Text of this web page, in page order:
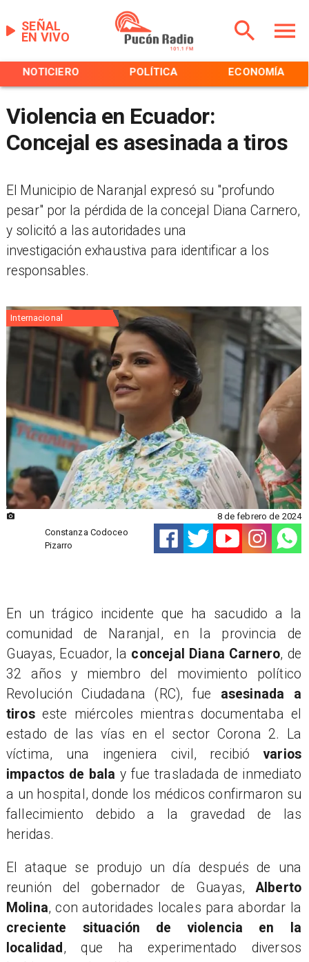
EN VIVO
SEÑAL
NOTICIERO POLÍTICA ECONOMÍA
Violencia en Ecuador:
Concejal es asesinada a tiros
El Municipio de Naranjal expresó su "profundo
pesar" por la pérdida de la concejal Diana Carnero,
y solicitó a las autoridades una
investigación exhaustiva para identificar a los
responsables.
Internacional
Constanza Codoceo
Pizarro
8 de febrero de 2024
​En un trágico incidente que ha sacudido a la
comunidad de Naranjal, en la provincia de
Guayas, Ecuador, la concejal Diana Carnero, de
32 años y miembro del movimiento político
Revolución Ciudadana (RC), fue asesinada a
tiroseste miércoles mientras documentaba el
estado de las vías en el sector Corona 2. La
víctima, una ingeniera civil, recibió varios
impactos de bala y fue trasladada de inmediato
a un hospital, donde los médicos confirmaron su
fallecimiento debido a la gravedad de las
heridas.
​El ataque se produjo un día después de una
reunión del gobernador de Guayas,Alberto
Molina, con autoridades locales para abordar la
creciente situación de violencia en la
localidad , que ha experimentado diversos